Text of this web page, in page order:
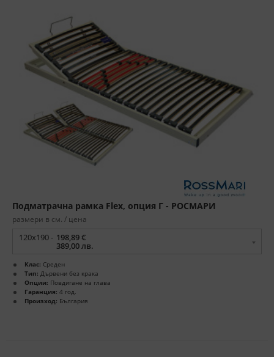
Подматрачна рамка Flex, опция Г - РОСМАРИ
размери в см. / цена
120x190 - 198,89 €
389,00 лв.
Клас: Среден
Тип: Дървени без крака
Опции: Повдигане на глава
Гаранция: 4 год.
Произход: България